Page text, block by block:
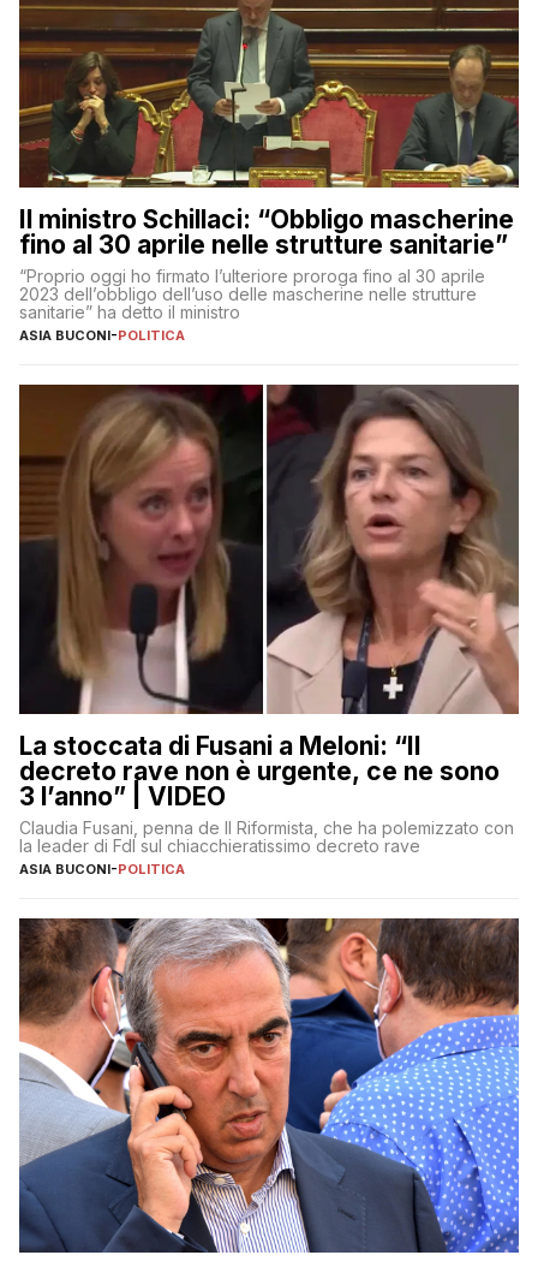
Il ministro Schillaci: “Obbligo mascherine
fino al 30 aprile nelle strutture sanitarie”
“Proprio oggi ho firmato l’ulteriore proroga fino al 30 aprile
2023 dell’obbligo dell’uso delle mascherine nelle strutture
sanitarie” ha detto il ministro
ASIA BUCONI-POLITICA
La stoccata di Fusani a Meloni: “Il
decreto rave non è urgente, ce ne sono
3 l’anno” | VIDEO
Claudia Fusani, penna de Il Riformista, che ha polemizzato con
la leader di FdI sul chiacchieratissimo decreto rave
ASIA BUCONI-POLITICA